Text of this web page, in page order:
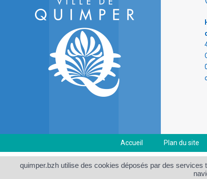
Accueil Plan du site
quimper.bzh utilise des cookies déposés par des